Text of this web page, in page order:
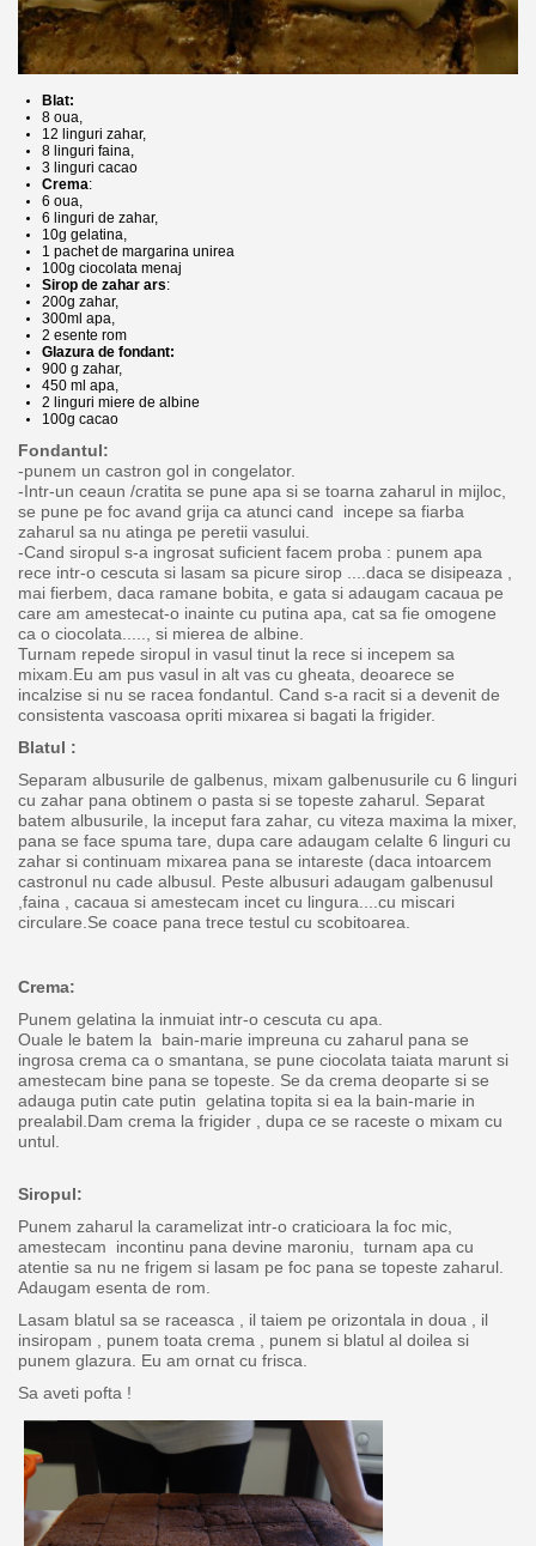
Blat:
8 oua,
12 linguri zahar,
8 linguri faina,
3 linguri cacao
Crema:
6 oua,
6 linguri de zahar,
10g gelatina,
1 pachet de margarina unirea
100g ciocolata menaj
Sirop de zahar ars:
200g zahar,
300ml apa,
2 esente rom
Glazura de fondant:
900 g zahar,
450 ml apa,
2 linguri miere de albine
100g cacao
Fondantul:
-punem un castron gol in congelator.
-Intr-un ceaun /cratita se pune apa si se toarna zaharul in mijloc,
se pune pe foc avand grija ca atunci cand incepe sa fiarba
zaharul sa nu atinga pe peretii vasului.
-Cand siropul s-a ingrosat suficient facem proba : punem apa
rece intr-o cescuta si lasam sa picure sirop ....daca se disipeaza ,
mai fierbem, daca ramane bobita, e gata si adaugam cacaua pe
care am amestecat-o inainte cu putina apa, cat sa fie omogene
ca o ciocolata....., si mierea de albine.
Turnam repede siropul in vasul tinut la rece si incepem sa
mixam.Eu am pus vasul in alt vas cu gheata, deoarece se
incalzise si nu se racea fondantul. Cand s-a racit si a devenit de
consistenta vascoasa opriti mixarea si bagati la frigider.
Blatul :
Separam albusurile de galbenus, mixam galbenusurile cu 6 linguri
cu zahar pana obtinem o pasta si se topeste zaharul. Separat
batem albusurile, la inceput fara zahar, cu viteza maxima la mixer,
pana se face spuma tare, dupa care adaugam celalte 6 linguri cu
zahar si continuam mixarea pana se intareste (daca intoarcem
castronul nu cade albusul. Peste albusuri adaugam galbenusul
,faina , cacaua si amestecam incet cu lingura....cu miscari
circulare. Se coace pana trece testul cu scobitoarea.
Crema:
Punem gelatina la inmuiat intr-o cescuta cu apa.
Ouale le batem la bain-marie impreuna cu zaharul pana se
ingrosa crema ca o smantana, se pune ciocolata taiata marunt si
amestecam bine pana se topeste. Se da crema deoparte si se
adauga putin cate putin gelatina topita si ea la bain-marie in
prealabil.Dam crema la frigider , dupa ce se raceste o mixam cu
untul.
Siropul:
Punem zaharul la caramelizat intr-o craticioara la foc mic,
amestecam incontinu pana devine maroniu, turnam apa cu
atentie sa nu ne frigem si lasam pe foc pana se topeste zaharul.
Adaugam esenta de rom.
Lasam blatul sa se raceasca , il taiem pe orizontala in doua , il
insiropam , punem toata crema , punem si blatul al doilea si
punem glazura. Eu am ornat cu frisca.
Sa aveti pofta !